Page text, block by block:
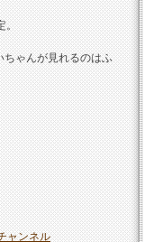
。
ちゃんが見れるのはふ
ャンネル